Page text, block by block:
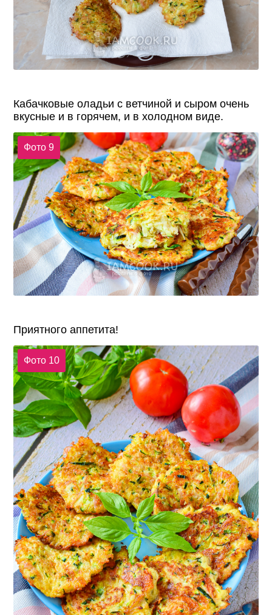
Кабачковые оладьи с ветчиной и сыром очень
вкусные и в горячем, и в холодном виде.
Фото 9
Приятного аппетита!
Фото 10